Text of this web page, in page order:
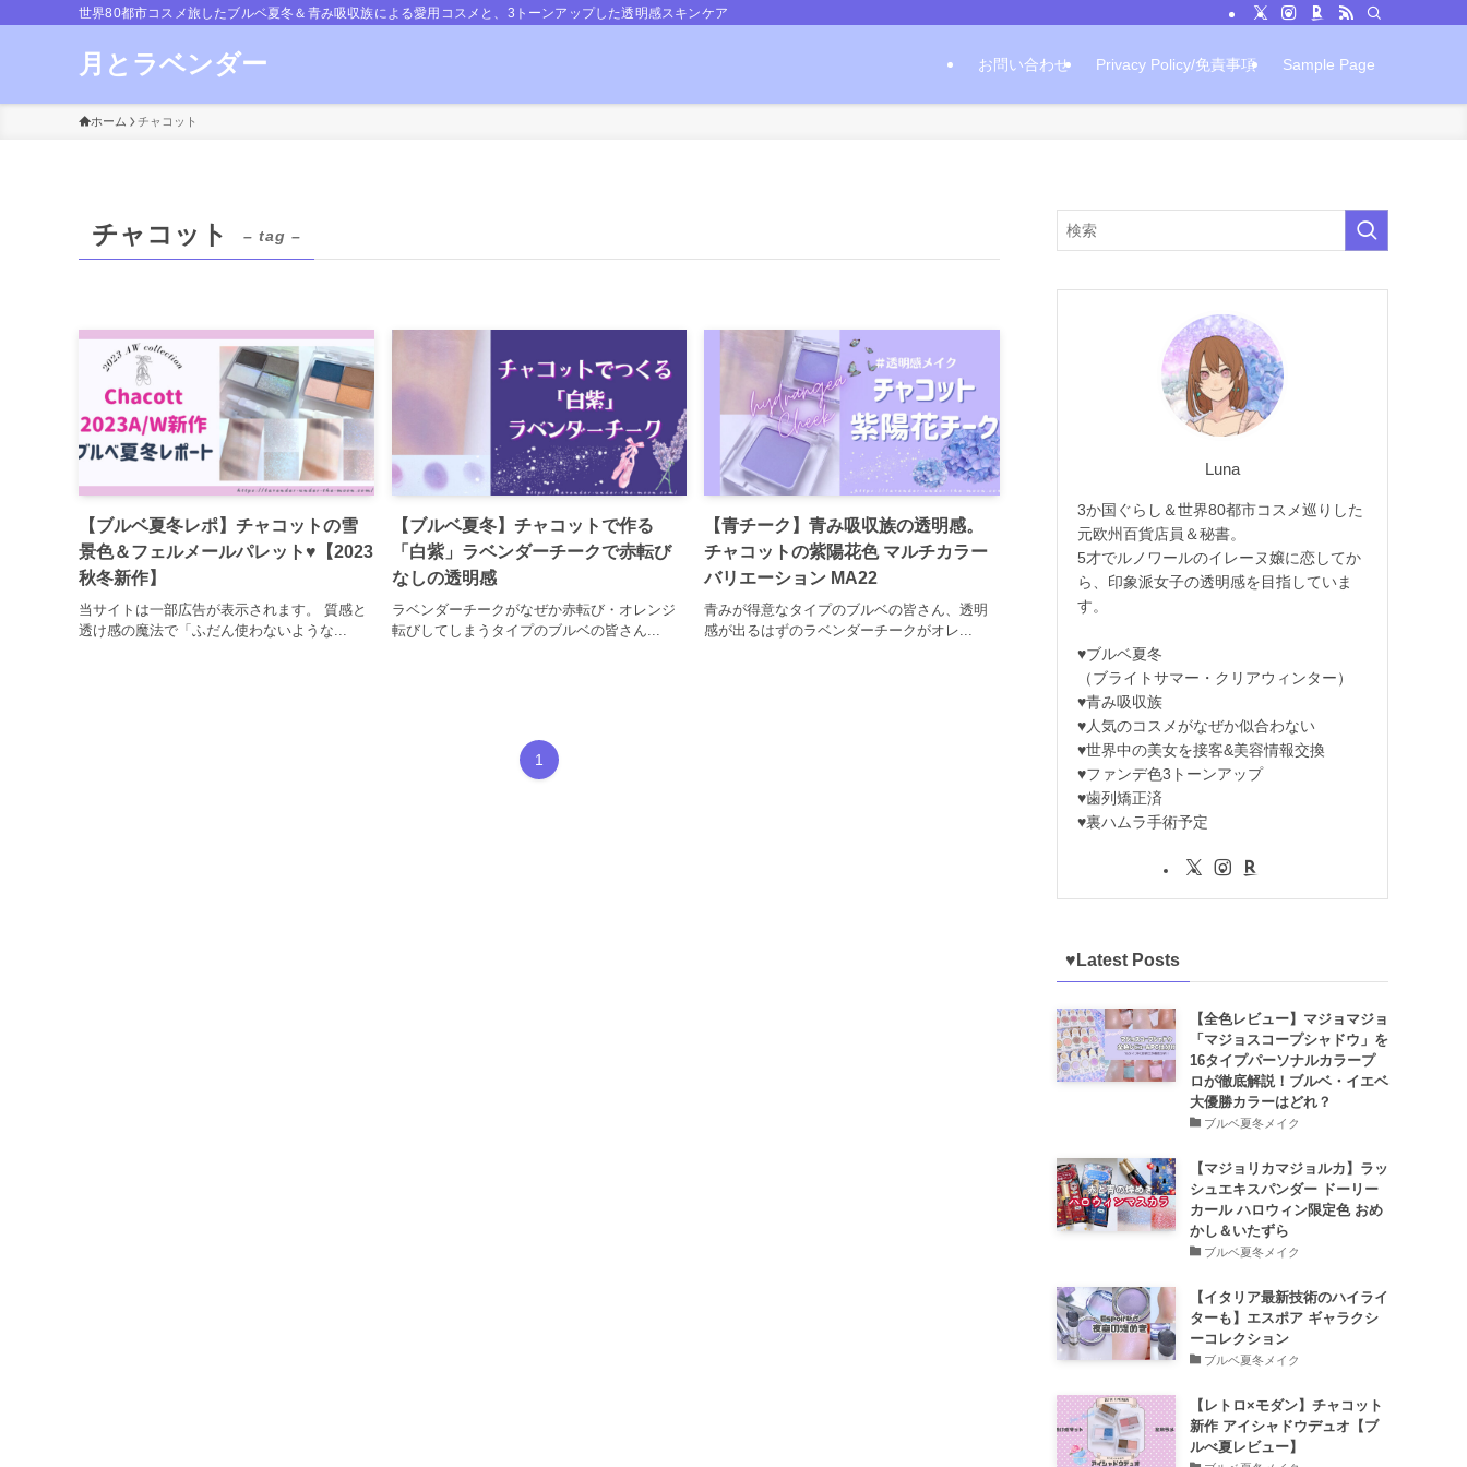
世界80都市コスメ旅したブルベ夏冬＆青み吸収族による愛用コスメと、3トーンアップした透明感スキンケア
月とラベンダー お問い合わせ Privacy Policy/免責事項 Sample Page
ホーム チャコット
チャコット – tag –
【ブルベ夏冬レポ】チャコットの雪
景色＆フェルメールパレット♥【2023
秋冬新作】
当サイトは一部広告が表示されます。 質感と
透け感の魔法で「ふだん使わないような...
【ブルベ夏冬】チャコットで作る
「白紫」ラベンダーチークで赤転び
なしの透明感
ラベンダーチークがなぜか赤転び・オレンジ
転びしてしまうタイプのブルベの皆さん...
【青チーク】青み吸収族の透明感。
チャコットの紫陽花色 マルチカラー
バリエーション MA22
青みが得意なタイプのブルベの皆さん、透明
感が出るはずのラベンダーチークがオレ...
1
Luna
3か国ぐらし＆世界80都市コスメ巡りした
元欧州百貨店員＆秘書。
5才でルノワールのイレーヌ嬢に恋してか
ら、印象派女子の透明感を目指していま
す。
♥ブルベ夏冬
（ブライトサマー・クリアウィンター）
♥青み吸収族
♥人気のコスメがなぜか似合わない
♥世界中の美女を接客&美容情報交換
♥ファンデ色3トーンアップ
♥歯列矯正済
♥裏ハムラ手術予定
♥Latest Posts
【全色レビュー】マジョマジョ
「マジョスコープシャドウ」を
16タイプパーソナルカラープ
ロが徹底解説！ブルベ・イエベ
大優勝カラーはどれ？
ブルベ夏冬メイク
【マジョリカマジョルカ】ラッ
シュエキスパンダー ドーリー
カール ハロウィン限定色 おめ
かし＆いたずら
ブルベ夏冬メイク
【イタリア最新技術のハイライ
ターも】エスポア ギャラクシ
ーコレクション
ブルベ夏冬メイク
【レトロ×モダン】チャコット
新作 アイシャドウデュオ【ブ
ルべ夏レビュー】